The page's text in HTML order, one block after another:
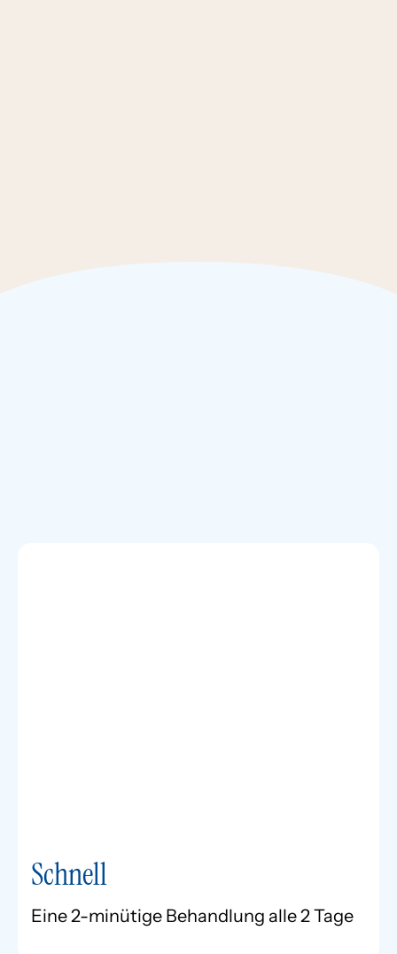
Schnell
Eine 2-minütige Behandlung alle 2 Tage